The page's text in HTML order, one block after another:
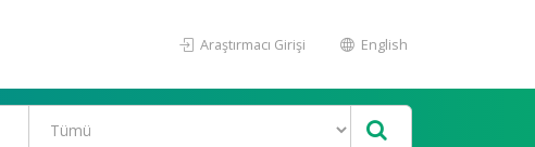
Araştırmacı Girişi English